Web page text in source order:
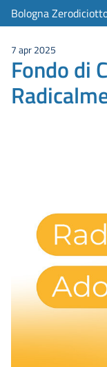
Bologna
7 apr 2025
Fondo di